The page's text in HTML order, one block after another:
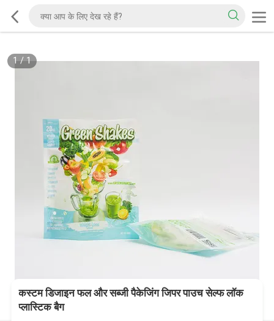
1/1
कस्टम डिजाइन फल और सब्जी पैकेजिंग जिपर पाउच सेल्फ लॉक
प्लास्टिक बैग